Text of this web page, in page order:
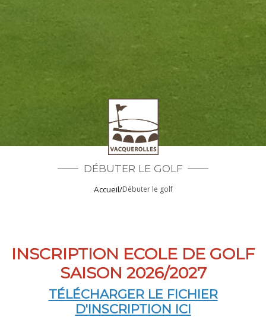
DÉBUTER LE GOLF
Accueil/Débuter le golf
INSCRIPTION ECOLE DE GOLF
SAISON 2026/2027
TÉLÉCHARGER LE FICHIER
D'INSCRIPTION ICI